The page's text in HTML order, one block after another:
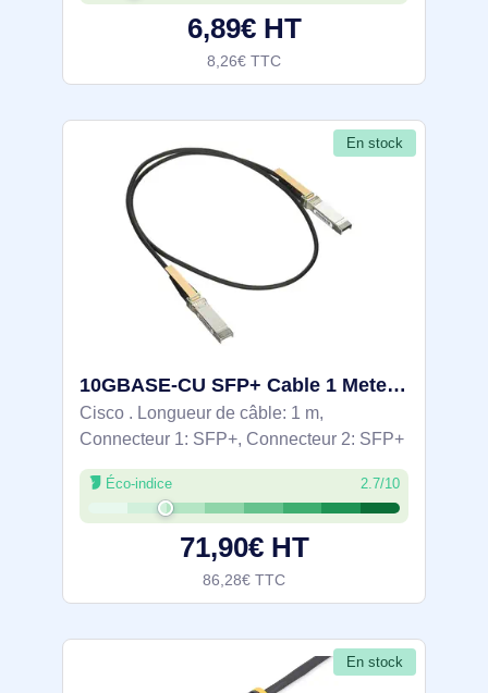
6,89€ HT
8,26€ TTC
En stock
10GBASE-CU SFP+ Cable 1 Meter - SFP-H10GB-CU1M=
Cisco . Longueur de câble: 1 m,
Connecteur 1: SFP+, Connecteur 2: SFP+
Éco-indice 2.7/10
71,90€ HT
86,28€ TTC
En stock